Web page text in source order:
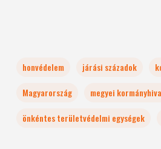
honvédelem járási századok
Magyarország
megyei
önkéntes területvédelmi egységek